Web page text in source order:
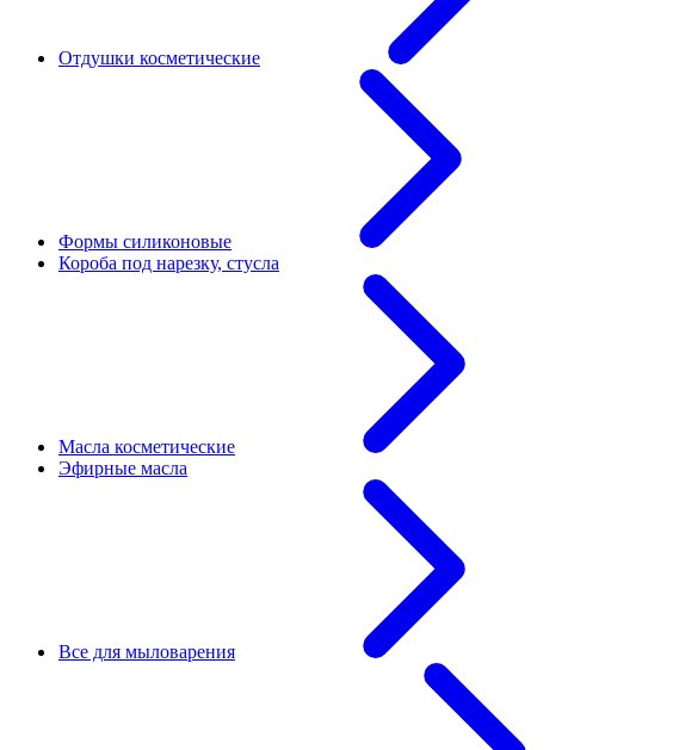
Отдушки косметические
Формы силиконовые
Короба под нарезку, стусла
Масла косметические
Эфирные масла
Все для мыловарения